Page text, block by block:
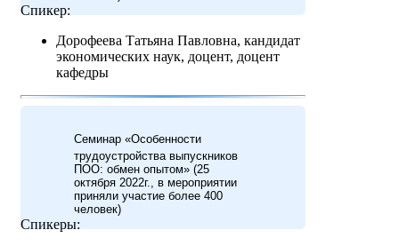
Спикер:
Дорофеева Татьяна Павловна, кандидат
экономических наук, доцент, доцент
кафедры
Семинар «Особенности
трудоустройства выпускников
ПОО: обмен опытом» (25
октября 2022г., в мероприятии
приняли участие более 400
человек)
Спикеры: